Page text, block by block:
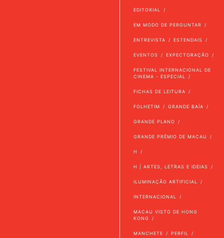
EDITORIAL
EM MODO DE PERGUNTAR
ENTREVISTA ESTENDAIS
EVENTOS EXPECTORAÇÃO
FESTIVAL INTERNACIONAL DE
CINEMA - ESPECIAL
FICHAS DE LEITURA
FOLHETIM GRANDE BAÍA
GRANDE PLANO
GRANDE PRÉMIO DE MACAU
H
H | ARTES, LETRAS E IDEIAS
ILUMINAÇÃO ARTIFICIAL
INTERNACIONAL
MACAU VISTO DE HONG
KONG
MANCHETE PERFIL